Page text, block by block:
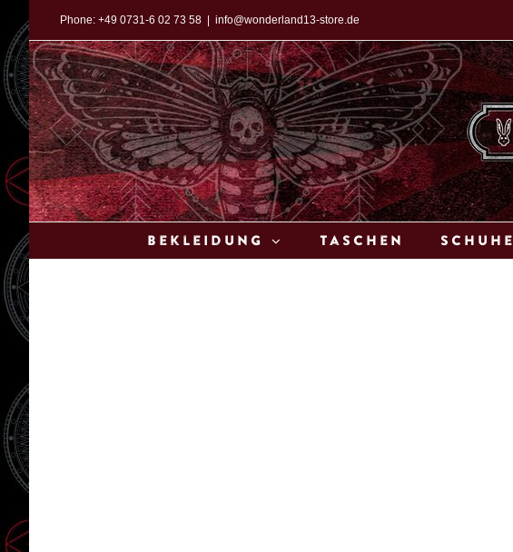
Inhalt
springen
Phone: +49 0731-6 02 73 58 info@wonderland13-store.de
Bekleidung Taschen Schuhe